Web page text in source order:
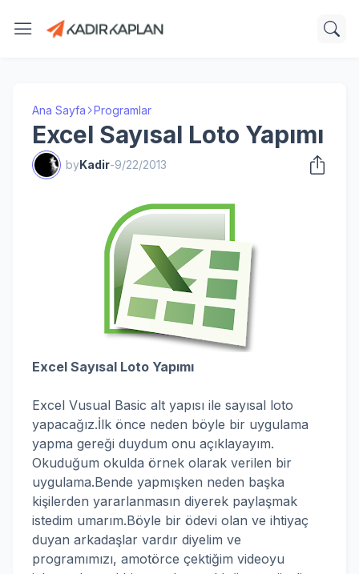
Ana Sayfa Programlar
Excel Sayısal Loto Yapımı
byKadir-9/22/2013
Excel Sayısal Loto Yapımı
Excel Vusual Basic alt yapısı ile sayısal loto
yapacağız.İlk önce neden böyle bir uygulama
yapma gereği duydum onu açıklayayım.
Okuduğum okulda örnek olarak verilen bir
uygulama.Bende yapmışken neden başka
kişilerden yararlanmasın diyerek paylaşmak
istedim umarım.Böyle bir ödevi olan ve ihtiyaç
duyan arkadaşlar vardır diyelim ve
programımızı, amotörce çektiğim videoyu